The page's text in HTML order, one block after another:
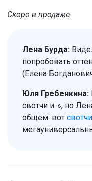
Скоро в продаже
Лена Бурда:
попробовать
(Елена
Юля Гребенкина:
свотчи и..», но
общем: вот свотчи